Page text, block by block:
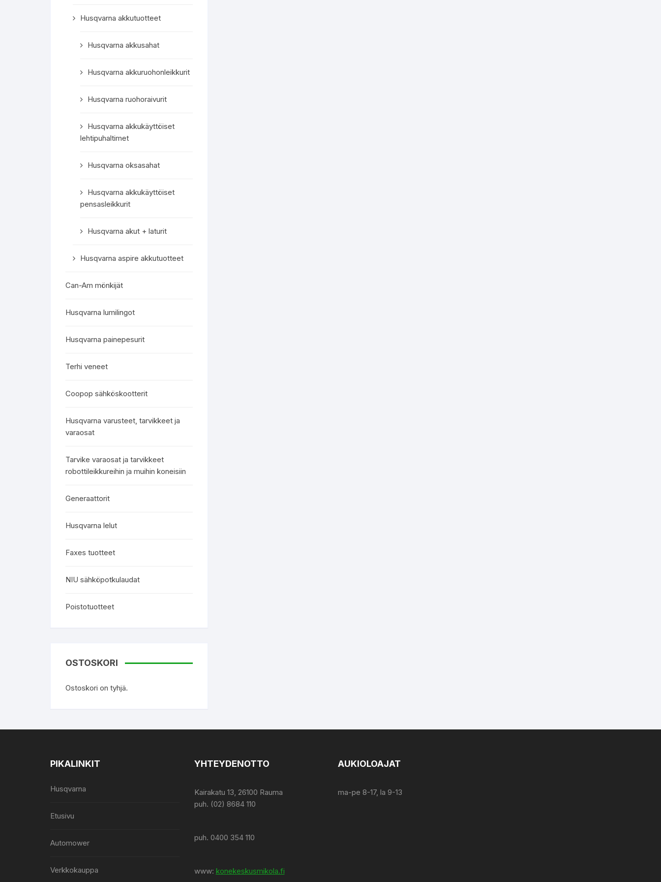
Husqvarna akkutuotteet
Husqvarna akkusahat
Husqvarna akkuruohonleikkurit
Husqvarna ruohoraivurit
Husqvarna akkukäyttöiset
lehtipuhaltimet
Husqvarna oksasahat
Husqvarna akkukäyttöiset
pensasleikkurit
Husqvarna akut + laturit
Husqvarna aspire akkutuotteet
Can-Am mönkijät
Husqvarna lumilingot
Husqvarna painepesurit
Terhi veneet
Coopop sähköskootterit
Husqvarna varusteet, tarvikkeet ja
varaosat
Tarvike varaosat ja tarvikkeet
robottileikkureihin ja muihin koneisiin
Generaattorit
Husqvarna lelut
Faxes tuotteet
NIU sähköpotkulaudat
Poistotuotteet
OSTOSKORI
Ostoskori on tyhjä.
PIKALINKIT
Husqvarna
Etusivu
Automower
Verkkokauppa
YHTEYDENOTTO
Kairakatu 13, 26100 Rauma
puh. (02) 8684 110
puh. 0400 354 110
www: konekeskusmikola.fi
AUKIOLOAJAT
ma-pe 8-17, la 9-13